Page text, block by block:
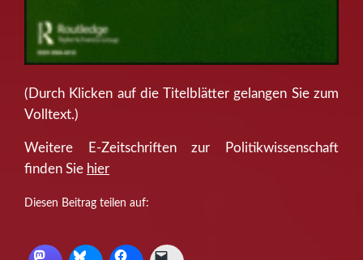
(Durch Klicken auf die Titelblätter gelangen Sie zum
Volltext.)
Weitere E-Zeitschriften zur Politikwissenschaft
finden Sie hier
Diesen Beitrag teilen auf: